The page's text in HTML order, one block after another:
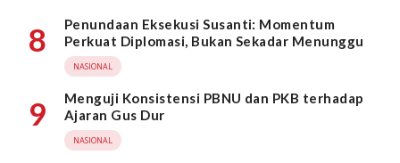
8
Penundaan Eksekusi Susanti: Momentum
Perkuat Diplomasi, Bukan Sekadar Menunggu
NASIONAL
9
Menguji Konsistensi PBNU dan PKB terhadap
Ajaran Gus Dur
NASIONAL